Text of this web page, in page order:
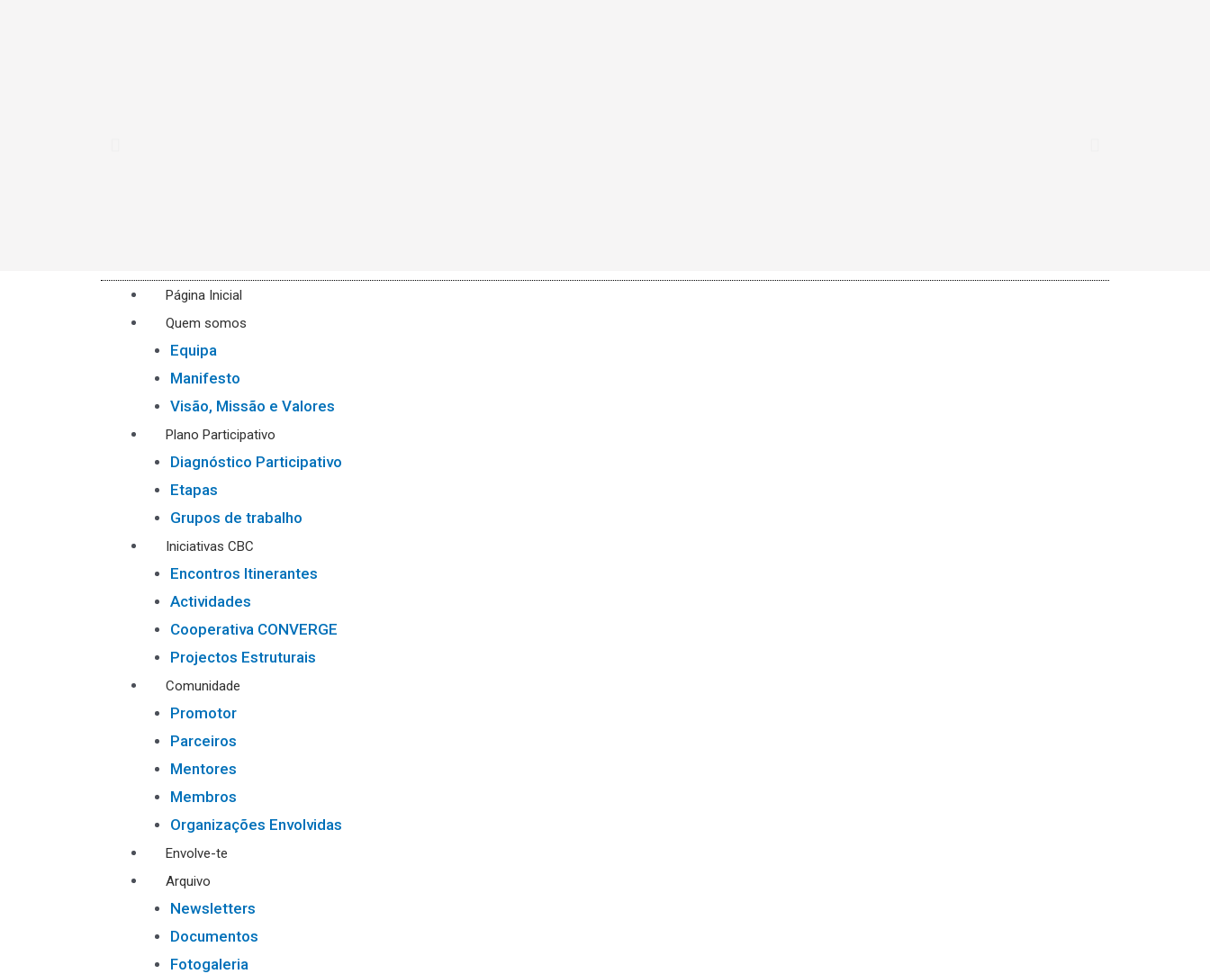
Página Inicial
Quem somos
Equipa
Manifesto
Visão, Missão e Valores
Plano Participativo
Diagnóstico Participativo
Etapas
Grupos de trabalho
Iniciativas CBC
Encontros Itinerantes
Actividades
Cooperativa CONVERGE
Projectos Estruturais
Comunidade
Promotor
Parceiros
Mentores
Membros
Organizações Envolvidas
Envolve-te
Arquivo
Newsletters
Documentos
Fotogaleria